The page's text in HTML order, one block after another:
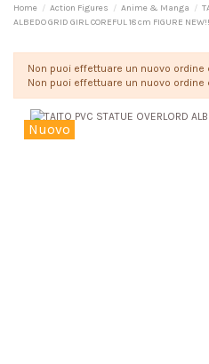
Home Action Figures Anime & Manga
ALBEDO GRID GIRL COREFUL 18 cm FIGURE NEW!!
Non puoi effettuare un nuovo
Non puoi effettuare un nuovo
Nuovo